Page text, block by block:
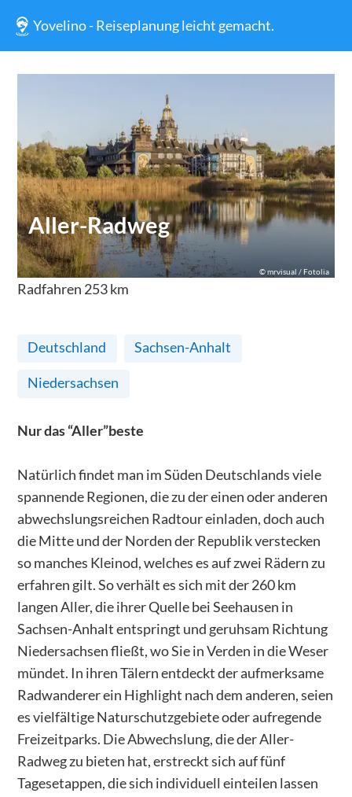
Yovelino - Reiseplanung leicht gemacht.
©mrvisual / Fotolia
Aller-Radweg
Radfahren 253km
Deutschland Sachsen-Anhalt
Niedersachsen
Nur das “Aller”beste
Natürlich findet man im Süden Deutschlands viele
spannende Regionen, die zu der einen oder anderen
abwechslungsreichen Radtour einladen, doch auch
die Mitte und der Norden der Republik verstecken
so manches Kleinod, welches es auf zwei Rädern zu
erfahren gilt. So verhält es sich mit der 260 km
langen Aller, die ihrer Quelle bei Seehausen in
Sachsen-Anhalt entspringt und geruhsam Richtung
Niedersachsen fließt, wo Sie in Verden in die Weser
mündet. In ihren Tälern entdeckt der aufmerksame
Radwanderer ein Highlight nach dem anderen, seien
es vielfältige Naturschutzgebiete oder aufregende
Freizeitparks. Die Abwechslung, die der Aller-
Radweg zu bieten hat, erstreckt sich auf fünf
Tagesetappen, die sich individuell einteilen lassen